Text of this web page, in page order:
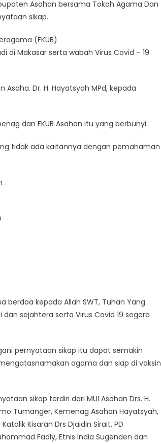
Asahan bersama Tokoh Agama Dan
sikap.
(FKUB)
Makasar serta wabah Virus Covid – 19
Dr. H. Hayatsyah MPd, kepada
dan FKUB Asahan itu yang berbunyi :
tidak ada kaitannya dengan pemahaman
berdoa kepada Allah SWT, Tuhan Yang
sejahtera serta Virus Covid 19 segera
pernyataan sikap itu dapat semakin
agama dan siap di vaksin
sikap terdiri dari MUI Asahan Drs. H.
Tumanger, Kemenag Asahan Hayatsyah,
Kisaran Drs Djaidin Sirait, PD
Fadly, Etnis India Sugenden dan